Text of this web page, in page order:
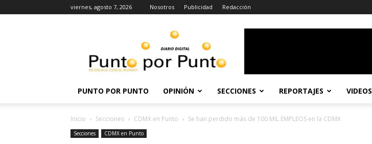
viernes, agosto 7, 2026 Nosotros Publicidad Redacción
Punto
PUNTO POR PUNTO OPINIÓN SECCIONES REPORTAJES VIDEOS
Inicio Secciones CDMX en Punto Se han perdido más de 100 MIL EMPLEOS en la CDMX
Secciones CDMX en Punto